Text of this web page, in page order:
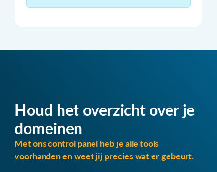
Houd het overzicht over je
domeinen
Met ons control panel heb je alle tools
voorhanden en weet jij precies wat er gebeurt.